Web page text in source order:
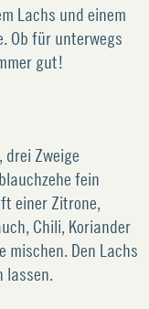
Lachs und einem
Ob für unterwegs
gut!
Zweige
fein
einer Zitrone,
Chili, Koriander
Den Lachs
lassen.